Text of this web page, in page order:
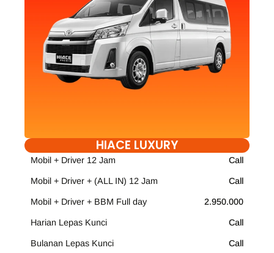
HIACE LUXURY
Mobil + Driver 12 Jam Call
Mobil + Driver + (ALL IN) 12 Jam Call
Mobil + Driver + BBM Full day 2.950.000
Harian Lepas Kunci Call
Bulanan Lepas Kunci Call